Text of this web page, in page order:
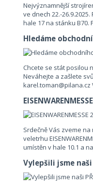
Nejvýznamnější
ve dnech 22.-
hale 17 na stánku B70.
Hledáme
Chcete se stát posilou
Neváhejte a zašlete
karel.toman@pilana.cz
Srdečně Vás zveme
veletrhu
umístěn v hale 10.1 a
Vylepšili jsme naši